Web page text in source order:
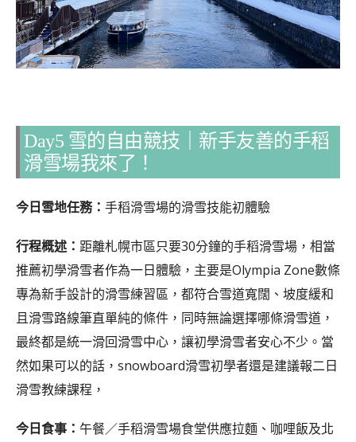
Day5 雪的自由競技｜新手友善的手稻
滑雪場我來了！
今日雪地任務： 手稻滑雪場的滑雪技能初體驗
行程概述： 距離札幌市區只要30分鐘的手稻滑雪場，相當
推薦初學滑雪者作為一日體驗，主要是Olympia Zone數條
專為新手設計的滑雪練習區，都符合雪道寬闊、坡度緩和
且滑雪路線筆直單純的條件，同時無論選擇哪條滑雪道，
最終都是統一滑回滑雪中心，讓初學滑雪者安心不少。當
然如果可以的話，snowboard滑雪初學者還是建議報二日
滑雪教練課程，
今日食事： 午餐／手稻滑雪場食堂供應拉麵、咖哩飯及北